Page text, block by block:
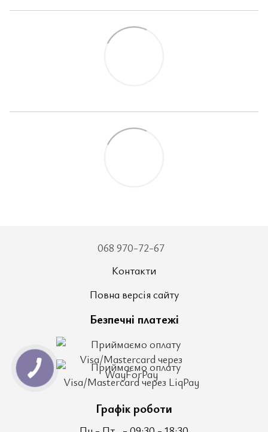
068 970-72-67
Контакти
Повна версія сайту
Безпечні платежі
Графік роботи